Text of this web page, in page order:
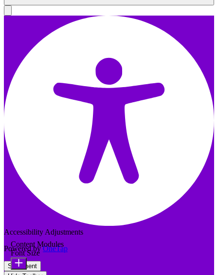
Accessibility Adjustments
Powered byOneTap
Statement
Content Modules
Font Size